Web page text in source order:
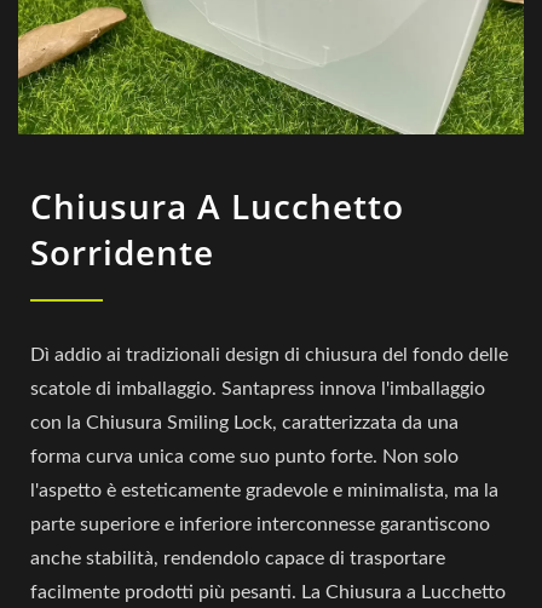
Chiusura A Lucchetto
Sorridente
Dì addio ai tradizionali design di chiusura del fondo delle
scatole di imballaggio. Santapress innova l'imballaggio
con la Chiusura Smiling Lock, caratterizzata da una
forma curva unica come suo punto forte. Non solo
l'aspetto è esteticamente gradevole e minimalista, ma la
parte superiore e inferiore interconnesse garantiscono
anche stabilità, rendendolo capace di trasportare
facilmente prodotti più pesanti. La Chiusura a Lucchetto